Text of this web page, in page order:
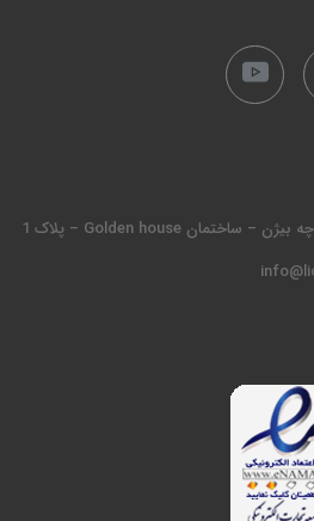
اصفهان- خیابان حکیم نظامی-کوچه بیژن – ساختمان Golden house – پلاک 1